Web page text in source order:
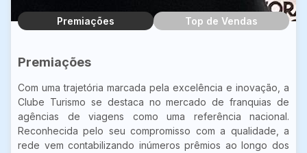
Premiações Top de Vendas
Premiações
Com uma trajetória marcada pela excelência e inovação, a
Clube Turismo se destaca no mercado de franquias de
agências de viagens como uma referência nacional.
Reconhecida pelo seu compromisso com a qualidade, a
rede vem contabilizando inúmeros prêmios ao longo dos